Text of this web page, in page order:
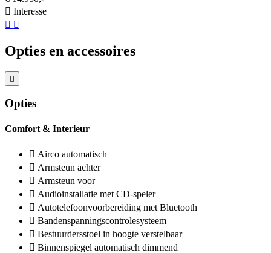
Interesse
Opties en accessoires
Opties
Comfort & Interieur
Airco automatisch
Armsteun achter
Armsteun voor
Audioinstallatie met CD-speler
Autotelefoonvoorbereiding met Bluetooth
Bandenspanningscontrolesysteem
Bestuurdersstoel in hoogte verstelbaar
Binnenspiegel automatisch dimmend